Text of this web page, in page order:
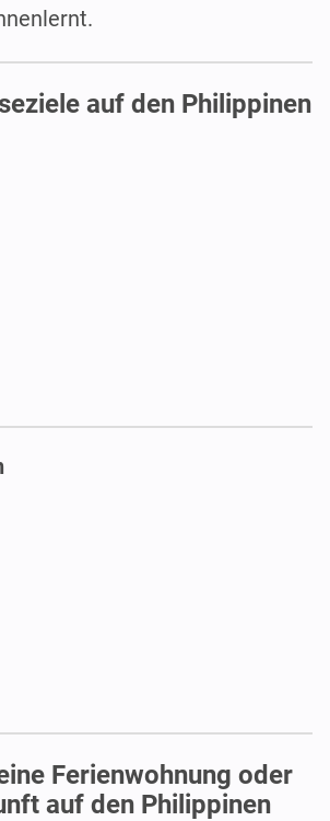
auf den Philippinen
Ferienwohnung oder
auf den Philippinen